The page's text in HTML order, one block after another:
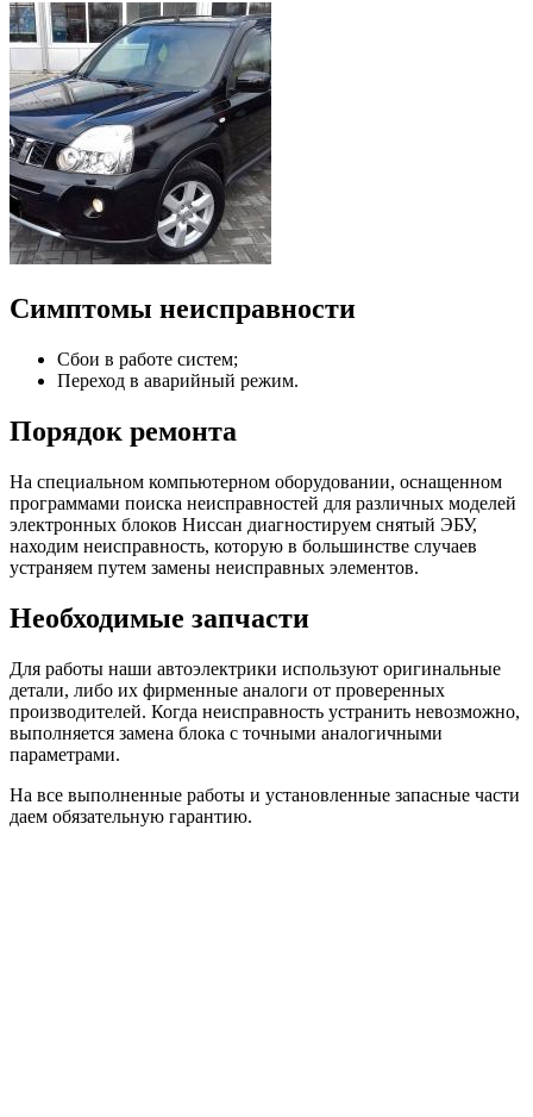
Симптомы неисправности
Сбои в работе систем;
Переход в аварийный режим.
Порядок ремонта
На специальном компьютерном оборудовании, оснащенном
программами поиска неисправностей для различных моделей
электронных блоков Ниссан диагностируем снятый ЭБУ,
находим неисправность, которую в большинстве случаев
устраняем путем замены неисправных элементов.
Необходимые запчасти
Для работы наши автоэлектрики используют оригинальные
детали, либо их фирменные аналоги от проверенных
производителей. Когда неисправность устранить невозможно,
выполняется замена блока с точными аналогичными
параметрами.
На все выполненные работы и установленные запасные части
даем обязательную гарантию.